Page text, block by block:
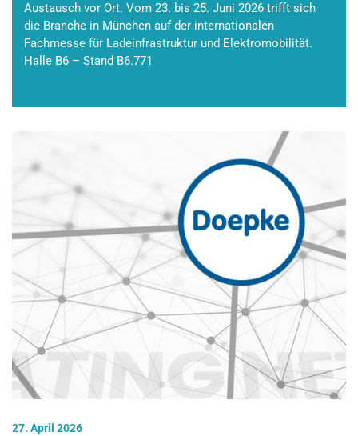
Austausch vor Ort. Vom 23. bis 25. Juni 2026 trifft sich
die Branche in München auf der internationalen
Fachmesse für Ladeinfrastruktur und Elektromobilität.
Halle B6 – Stand B6.771
27. April 2026